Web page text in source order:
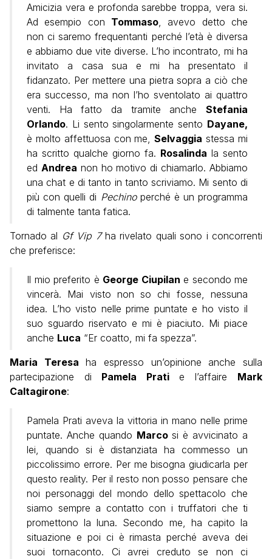
Amicizia vera e profonda sarebbe troppa, vera si.
Ad esempio con Tommaso, avevo detto che
non ci saremo frequentanti perché l’età è diversa
e abbiamo due vite diverse. L’ho incontrato, mi ha
invitato a casa sua e mi ha presentato il
fidanzato. Per mettere una pietra sopra a ciò che
era successo, ma non l’ho sventolato ai quattro
venti. Ha fatto da tramite anche Stefania
Orlando. Li sento singolarmente sento Dayane,
è molto affettuosa con me,Selvaggia stessa mi
ha scritto qualche giorno fa. Rosalinda la sento
ed Andrea non ho motivo di chiamarlo. Abbiamo
una chat e di tanto in tanto scriviamo. Mi sento di
più con quelli di Pechinoperché è un programma
di talmente tanta fatica.
Tornado al Gf Vip 7ha rivelato quali sono i concorrenti
che preferisce:
Il mio preferito è George Ciupilan e secondo me
vincerà. Mai visto non so chi fosse, nessuna
idea. L’ho visto nelle prime puntate e ho visto il
suo sguardo riservato e mi è piaciuto. Mi piace
anche Luca “Er coatto, mi fa spezza”.
Maria Teresa ha espresso un’opinione anche sulla
partecipazione di Pamela Pratie l’affaire Mark
Caltagirone:
Pamela Prati aveva la vittoria in mano nelle prime
puntate. Anche quando Marcosi è avvicinato a
lei, quando si è distanziata ha commesso un
piccolissimo errore. Per me bisogna giudicarla per
questo reality. Per il resto non posso pensare che
noi personaggi del mondo dello spettacolo che
siamo sempre a contatto con i truffatori che ti
promettono la luna. Secondo me, ha capito la
situazione e poi ci è rimasta perché aveva dei
suoi tornaconto. Ci avrei creduto se non ci